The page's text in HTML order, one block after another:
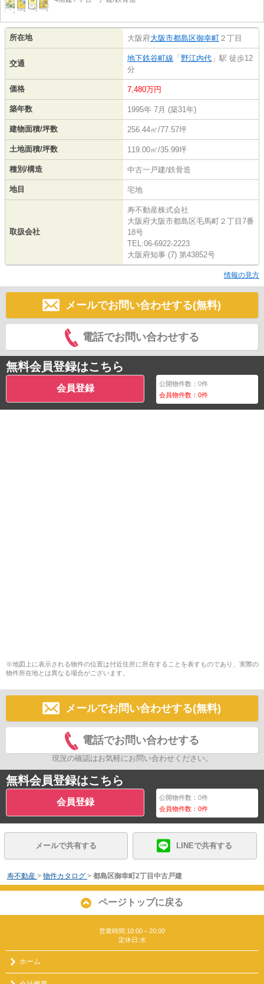
所在地 大阪府大阪市都島区御幸町 ２丁目
交通
地下鉄谷町線 「 野江内代 」駅 徒歩12
分
価格 7,480万円
築年数 1995年 7月 (築31年)
建物面積/坪数 256.44㎡/77.57坪
土地面積/坪数 119.00㎡/35.99坪
種別/構造 中古一戸建/鉄骨造
地目 宅地
取扱会社
寿不動産株式会社
大阪府大阪市都島区毛馬町２丁目7番
18号
TEL:06-6922-2223
大阪府知事 (7) 第43852号
情報の見方
メールでお問い合わせする(無料)
電話でお問い合わせする
無料会員登録はこちら
会員登録 公開物件数：0件
会員物件数：0件
※地図上に表示される物件の位置は付近住所に所在することを表すものであり、実際の
物件所在地とは異なる場合がございます。
メールでお問い合わせする(無料)
電話でお問い合わせする
現況の確認はお気軽にお問い合わせください。
無料会員登録はこちら
会員登録 公開物件数：0件
会員物件数：0件
メールで共有する LINEで共有する
寿不動産 > 物件カタログ > 都島区御幸町2丁目中古戸建
ページトップに戻る
営業時間:10:00～20:00
定休日:水
ホーム